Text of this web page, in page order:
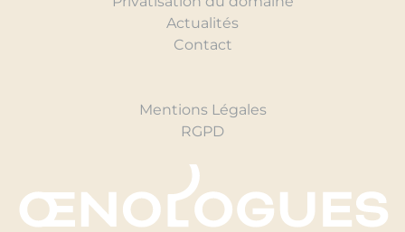
Actualités
Contact
Mentions Légales
RGPD